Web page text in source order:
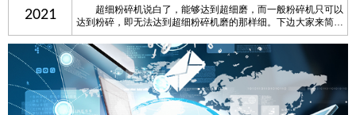
2021
超细粉碎机说白了，能够达到超细磨，而一般粉碎机只可以
达到粉碎，即无法达到超细粉碎机磨的那样细。下边大家来简略
认识一下超细粉碎机和一般粉碎机在粉碎上的差别。具体取决于
粉碎的目数不同，那样干扰目数的要素是什么呢？ ……